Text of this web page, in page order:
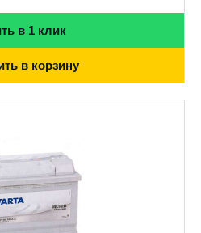
в 1 клик
в корзину